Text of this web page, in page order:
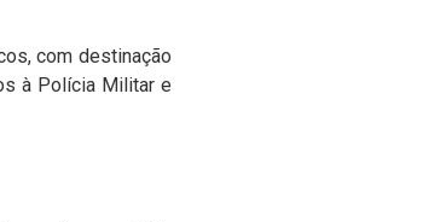
com destinação
à Polícia Militar e